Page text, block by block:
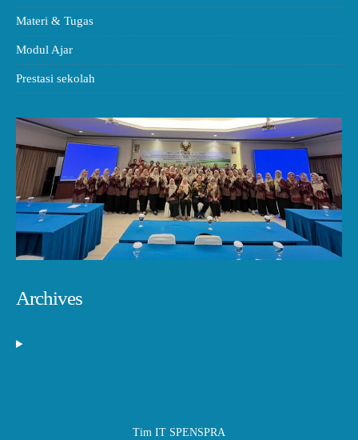
Materi & Tugas
Modul Ajar
Prestasi sekolah
Archives
Tim IT SPENSPRA